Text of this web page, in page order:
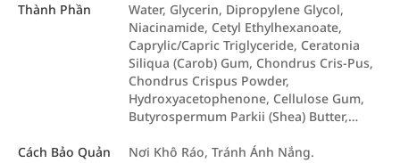
Thành Phần
Water, Glycerin, Dipropylene Glycol,
Niacinamide, Cetyl Ethylhexanoate,
Caprylic/Capric Triglyceride, Ceratonia
Siliqua (Carob) Gum, Chondrus Cris-Pus,
Chondrus Crispus Powder,
Hydroxyacetophenone, Cellulose Gum,
Butyrospermum Parkii (Shea) Butter,…
Cách Bảo Quản Nơi Khô Ráo, Tránh Ánh Nắng.